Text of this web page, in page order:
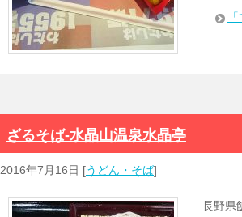
ざるそば-水晶山温泉水晶亭
2016年7月16日 [うどん・そば]
長野県